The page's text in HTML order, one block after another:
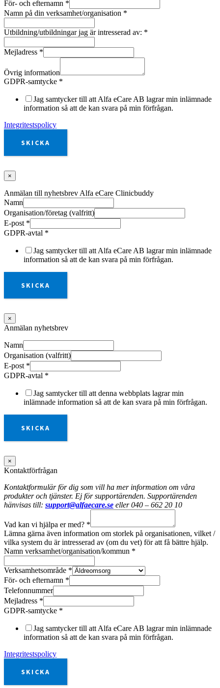
För- och efternamn *
Namn på din verksamhet/organisation *
Utbildning/utbildningar jag är intresserad av: *
Mejladress *
Övrig information
GDPR-samtycke *
Jag samtycker till att Alfa eCare AB lagrar min inlämnade
information så att de kan svara på min förfrågan.
Integritestspolicy
SKICKA
×
Anmälan till nyhetsbrev Alfa eCare Clinicbuddy
Namn
Organisation/företag (valfritt)
E-post *
GDPR-avtal *
Jag samtycker till att Alfa eCare AB lagrar min inlämnade
information så att de kan svara på min förfrågan.
SKICKA
×
Anmälan nyhetsbrev
Namn
Organisation (valfritt)
E-post *
GDPR-avtal *
Jag samtycker till att denna webbplats lagrar min
inlämnade information så att de kan svara på min förfrågan.
SKICKA
×
Kontaktförfrågan
Kontaktformulär för dig som vill ha mer information om våra
produkter och tjänster. Ej för supportärenden. Supportärenden
hänvisas till: support@alfaecare.se eller 040 – 662 20 10
Vad kan vi hjälpa er med? *
Lämna gärna även information om storlek på organisationen, vilket /
vilka system du är intresserad av (om du vet) för att få bättre hjälp.
Namn verksamhet/organisation/kommun *
Verksamhetsområde *
För- och efternamn *
Telefonnummer
Mejladress *
GDPR-samtycke *
Jag samtycker till att Alfa eCare AB lagrar min inlämnade
information så att de kan svara på min förfrågan.
Integritestspolicy
SKICKA